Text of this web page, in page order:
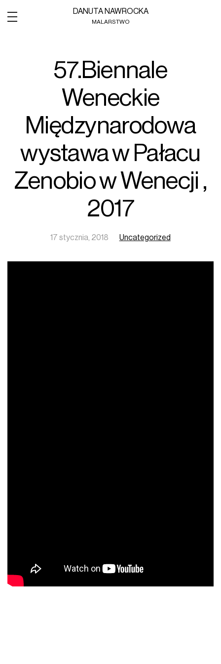
DANUTA NAWROCKA
MALARSTWO
57.Biennale
Weneckie
Międzynarodowa
wystawa w Pałacu
Zenobio w Wenecji ,
2017
17 stycznia, 2018 Uncategorized